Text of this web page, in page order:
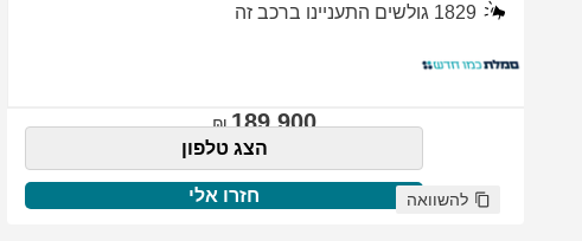
1829 גולשים התעניינו ברכב זה
189,900
הצג טלפון
חזרו אלי להשוואה